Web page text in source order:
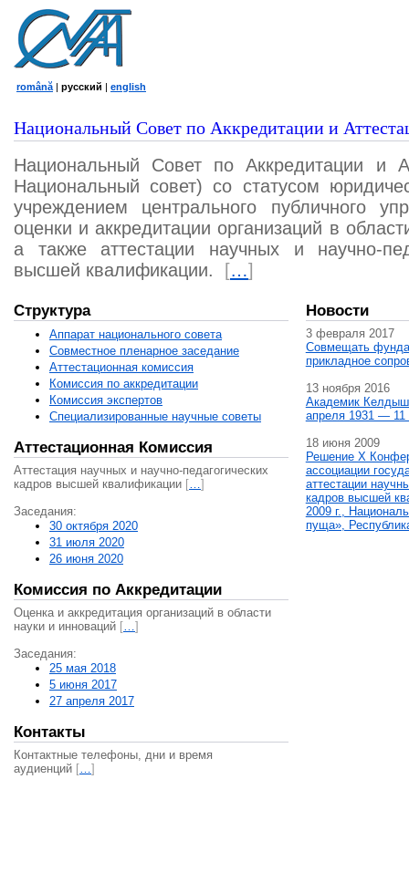
română | русский | english
Национальный Совет по Аккредитации и
Национальный Совет по Аккредитации и
Национальный совет) со статусом
учреждением центрального публичного
оценки и аккредитации организаций в
а также аттестации научных и научно-
высшей квалификации.
[…]
Структура
Аппарат национального совета
Совместное пленарное заседание
Аттестационная комисcия
Комиссия по аккредитации
Комиссия экспертов
Специализированные научные советы
Аттестационная Комиссия
Аттестация научных и научно-педагогических
кадров высшей квалификации […]
Заседания:
30 октября 2020
31 июля 2020
26 июня 2020
Комиссия по Аккредитации
Оценка и аккредитация организаций в области
науки и инноваций […]
Заседания:
25 мая 2018
5 июня 2017
27 апреля 2017
Контакты
Контактные телефоны, дни и время
аудиенций […]
Новости
3 февраля 2017
Совмещать
прикладное
13 ноября 2016
Академик
апреля 1931 — 11
18 июня 2009
Решение X
ассоциации
аттестации
кадров высшей
2009 г.,
пуща»,